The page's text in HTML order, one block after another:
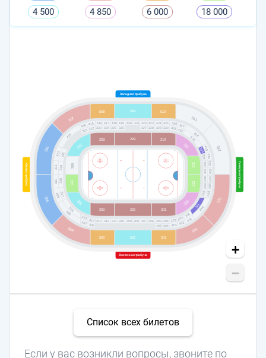
4 500
4 850 6 000 18 000
Южная трибуна Северная трибуна
Западная трибуна
Восточная трибуна
301
302
303
304
305
306
307
308
309
310
311
312
313
314
315
316
317
318
319
320
321 322 323 324 325 326 327 328 329 330 331 332
333
334
335
336
337
338
339
340
341
401
402
403
404
405
406
407
408
409
410
411
412
413
414 415 416 417 418 419 420 421 422 423 424 425 426 427
428
429
430
431
432
433
434
435
436
201
202
203
204
205
206
207
208 209 210
211
212
213
214
501
502
503
504
505
506
507
508 509 510
511
512
513
514
+
−
Если у вас возникли вопросы, звоните по
Список всех билетов